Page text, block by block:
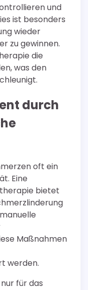
und
ist besonders
wieder
zu gewinnen.
die
was den
durch
oft ein
Eine
bietet
Maßnahmen
werden.
für das